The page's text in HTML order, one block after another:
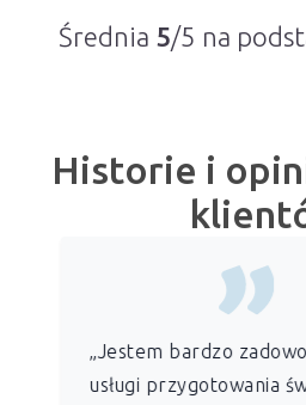
Średnia 5/5 na
Historie i
„Jestem bardzo
usługi przygotowania